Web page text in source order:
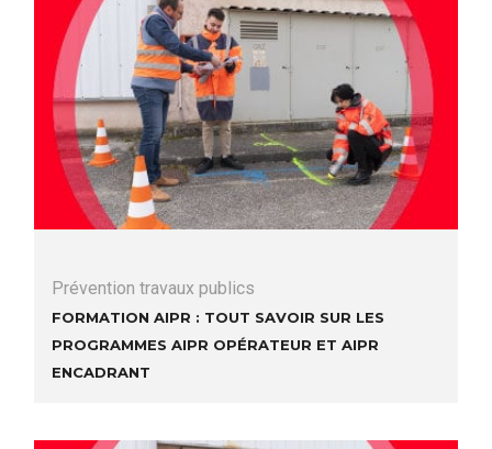
Prévention travaux publics
Formation AIPR : tout savoir sur les
programmes AIPR opérateur et AIPR
encadrant